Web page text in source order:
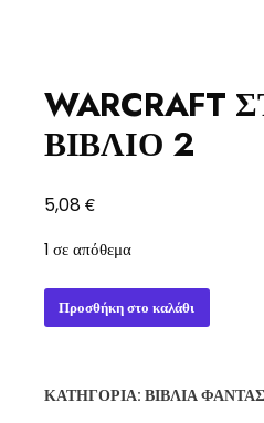
ΒΙΒΛΙΟ 2
5,08€
1 σε απόθεμα
WARCRAFT
ΣΤΗ
ΠΑΓΩΝ
Προσθήκη στο καλάθι
ΚΑΤΗΓΟΡΊΑ: ΒΙΒΛΊΑ